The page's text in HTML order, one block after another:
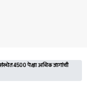
4500 पेक्षा अधिक जागांची